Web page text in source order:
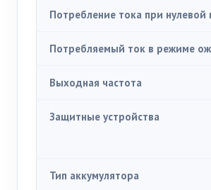
Потребление тока при нулевой
Потребляемый ток в режиме
Выходная частота
Защитные устройства
Тип аккумулятора